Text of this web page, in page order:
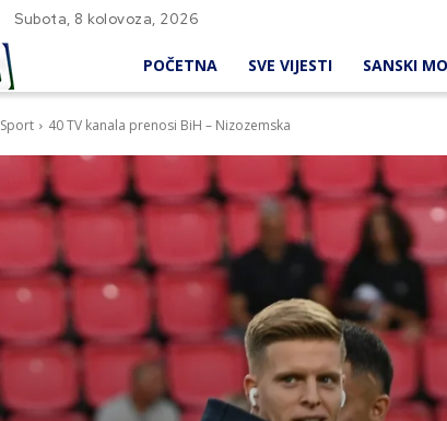
Subota, 8 kolovoza, 2026
POČETNA SVE VIJESTI SANSKI
Sport 40 TV kanala prenosi BiH – Nizozemska